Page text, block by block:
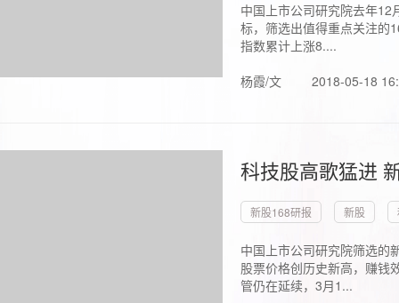
中国上市公司研究院去年
标，筛选出值得重点关注的
指数累计上涨8....
杨霞/文
2018-05-18
科技股高歌猛进
新股168研报 新股
中国上市公司研究院筛选的
股票价格创历史新高，赚钱
管仍在延续，3月1...